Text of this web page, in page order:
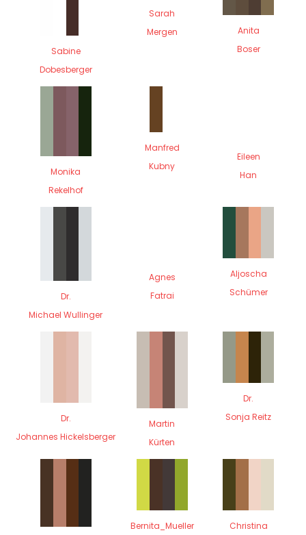
Sabine
Dobesberger
Sarah
Mergen
Anita
Boser
Monika
Rekelhof
Manfred
Kubny
Eileen
Han
Dr.
Michael Wullinger
Agnes
Fatrai
Aljoscha
Schümer
Dr.
Johannes Hickelsberger
Martin
Kürten
Dr.
Sonja Reitz
Bernita_Mueller
Christina